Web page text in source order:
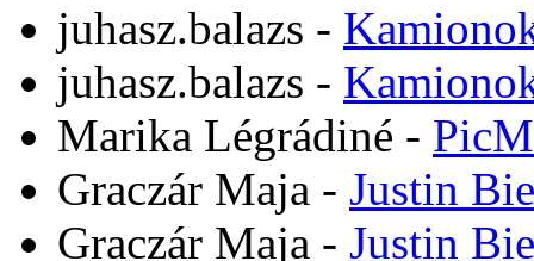
juhasz.balazs -
juhasz.balazs -
Marika Légrádiné -
Graczár Maja - Justin
Graczár Maja - Justin